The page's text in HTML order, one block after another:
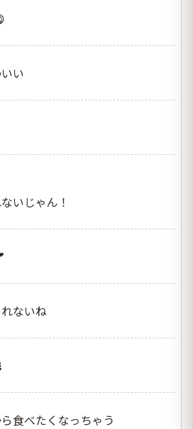
い
いじゃん！
ないね
食べたくなっちゃう